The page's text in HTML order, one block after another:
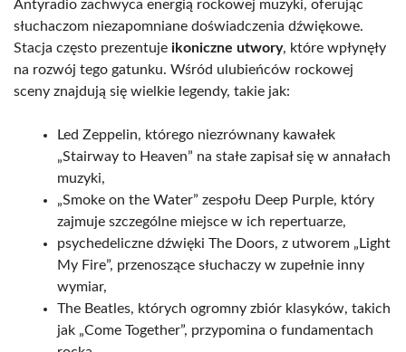
Antyradio zachwyca energią rockowej muzyki, oferując
słuchaczom niezapomniane doświadczenia dźwiękowe.
Stacja często prezentuje ikoniczne utwory, które wpłynęły
na rozwój tego gatunku. Wśród ulubieńców rockowej
sceny znajdują się wielkie legendy, takie jak:
Led Zeppelin, którego niezrównany kawałek
„Stairway to Heaven” na stałe zapisał się w annałach
muzyki,
„Smoke on the Water” zespołu Deep Purple, który
zajmuje szczególne miejsce w ich repertuarze,
psychedeliczne dźwięki The Doors, z utworem „Light
My Fire”, przenoszące słuchaczy w zupełnie inny
wymiar,
The Beatles, których ogromny zbiór klasyków, takich
jak „Come Together”, przypomina o fundamentach